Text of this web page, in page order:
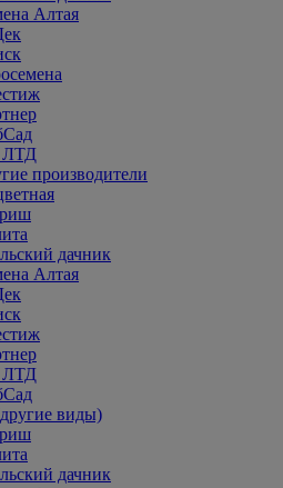
Алтая
производители
дачник
Алтая
виды)
дачник